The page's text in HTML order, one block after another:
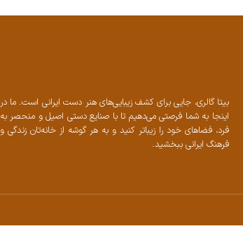
بیتا گالری، جایی برای کشف زیبایی‌های هنر دست ایرانی است. ما در
اینجا به شما فرصتی می‌دهیم تا با صنایع دستی اصیل و منحصر به
فرد، فضاهای خود را زیباتر کنید و به هر گوشه از خانه‌تان زندگی و
فرهنگ ایرانی ببخشید.